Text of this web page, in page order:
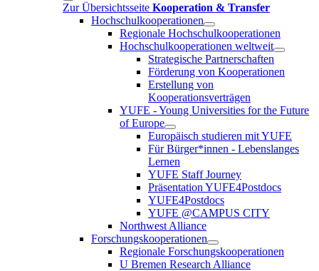
Zur Übersichtsseite Kooperation & Transfer
Hochschulkooperationen
Regionale Hochschulkooperationen
Hochschulkooperationen weltweit
Strategische Partnerschaften
Förderung von Kooperationen
Erstellung von
Kooperationsverträgen
YUFE - Young Universities for the Future
of Europe
Europäisch studieren mit YUFE
Für Bürger*innen - Lebenslanges
Lernen
YUFE Staff Journey
Präsentation YUFE4Postdocs
YUFE4Postdocs
YUFE @CAMPUS CITY
Northwest Alliance
Forschungskooperationen
Regionale Forschungskooperationen
U Bremen Research Alliance